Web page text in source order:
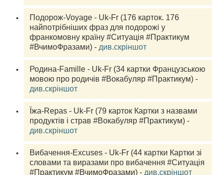
Подорож-Voyage - Uk-Fr (176 карток. 176
найпотрібніших фраз для подорожі у
франкомовну країну #Ситуація #Практикум
#ВчимоФразами) - див.скріншот
Родина-Famille - Uk-Fr (34 картки Французською
див.скріншот
Їжа-Repas - Uk-Fr (79 карток Картки з назвами
див.скріншот
Вибачення-Excuses - Uk-Fr (44 картки Картки зі
словами та виразами про вибачення #Ситуація
#Практикум #ВчимоФразами) - див.скріншот